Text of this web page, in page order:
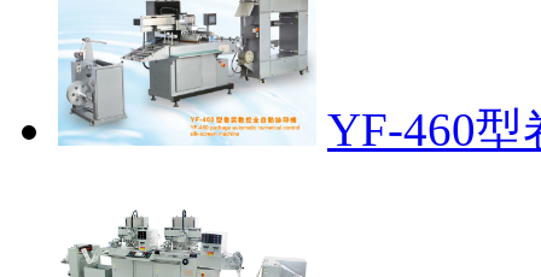
YF-460